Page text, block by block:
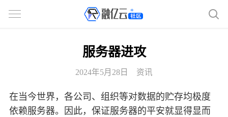
服务器进攻
2024年5月28日 资讯
在当今世界，各公司、组织等对数据的贮存均极度
依赖服务器。因此，保证服务器的平安就显得显而